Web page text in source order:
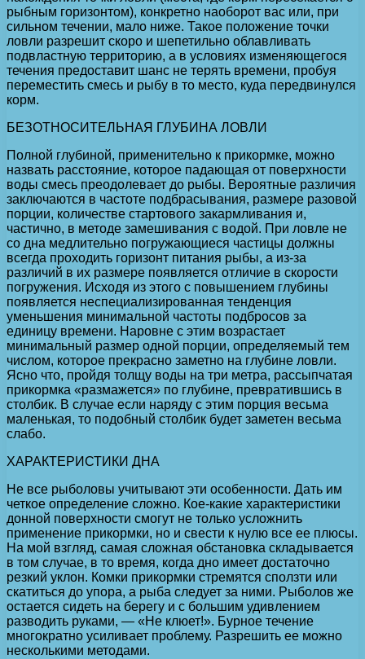
рыбным горизонтом), конкретно наоборот вас или, при
сильном течении, мало ниже. Такое положение точки
ловли разрешит скоро и шепетильно облавливать
подвластную территорию, а в условиях изменяющегося
течения предоставит шанс не терять времени, пробуя
переместить смесь и рыбу в то место, куда передвинулся
корм.
БЕЗОТНОСИТЕЛЬНАЯ ГЛУБИНА ЛОВЛИ
Полной глубиной, применительно к прикормке, можно
назвать расстояние, которое падающая от поверхности
воды смесь преодолевает до рыбы. Вероятные различия
заключаются в частоте подбрасывания, размере разовой
порции, количестве стартового закармливания и,
частично, в методе замешивания с водой. При ловле не
со дна медлительно погружающиеся частицы должны
всегда проходить горизонт питания рыбы, а из-за
различий в их размере появляется отличие в скорости
погружения. Исходя из этого с повышением глубины
появляется неспециализированная тенденция
уменьшения минимальной частоты подбросов за
единицу времени. Наровне с этим возрастает
минимальный размер одной порции, определяемый тем
числом, которое прекрасно заметно на глубине ловли.
Ясно что, пройдя толщу воды на три метра, рассыпчатая
прикормка «размажется» по глубине, превратившись в
столбик. В случае если наряду с этим порция весьма
маленькая, то подобный столбик будет заметен весьма
слабо.
ХАРАКТЕРИСТИКИ ДНА
Не все рыболовы учитывают эти особенности. Дать им
четкое определение сложно. Кое-какие характеристики
донной поверхности смогут не только усложнить
применение прикормки, но и свести к нулю все ее плюсы.
На мой взгляд, самая сложная обстановка складывается
в том случае, в то время, когда дно имеет достаточно
резкий уклон. Комки прикормки стремятся сползти или
скатиться до упора, а рыба следует за ними. Рыболов же
остается сидеть на берегу и с большим удивлением
разводить руками, — «Не клюет!». Бурное течение
многократно усиливает проблему. Разрешить ее можно
несколькими методами.